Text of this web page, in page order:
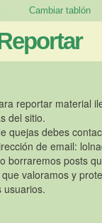
reportar material
del sitio.
quejas debes
de email:
borraremos posts
valoramos y
usuarios.